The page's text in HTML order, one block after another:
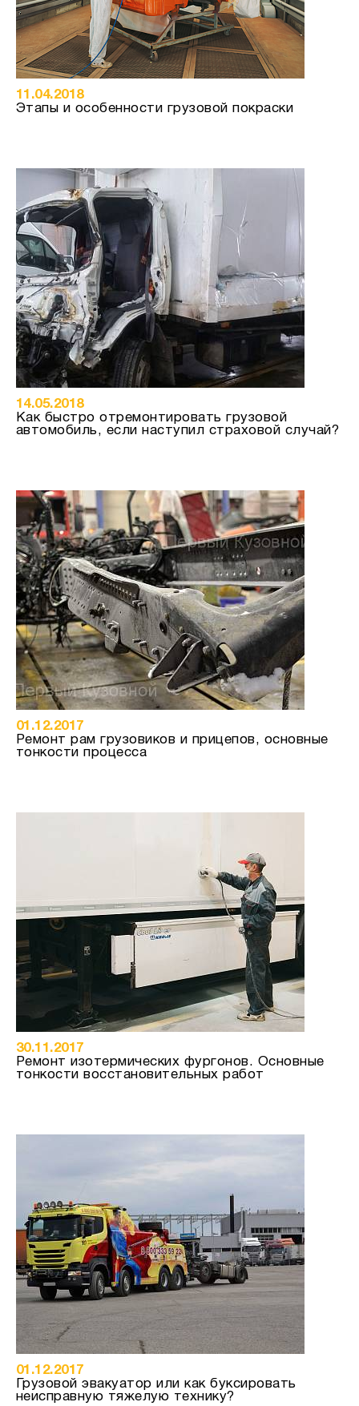
11.04.2018
Этапы и особенности грузовой покраски
14.05.2018
Как быстро отремонтировать грузовой
автомобиль, если наступил страховой случай?
01.12.2017
Ремонт рам грузовиков и прицепов, основные
тонкости процесса
30.11.2017
Ремонт изотермических фургонов. Основные
тонкости восстановительных работ
01.12.2017
Грузовой эвакуатор или как буксировать
неисправную тяжелую технику?